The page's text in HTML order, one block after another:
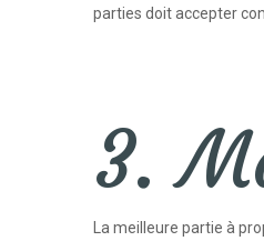
parties doit accepter
3.
La meilleure partie à